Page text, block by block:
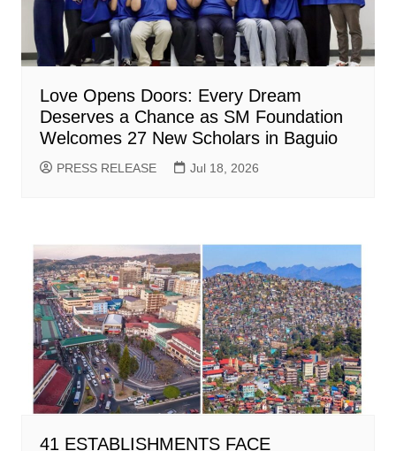
Love Opens Doors: Every Dream
Deserves a Chance as SM Foundation
Welcomes 27 New Scholars in Baguio
PRESS RELEASE Jul 18, 2026
41 ESTABLISHMENTS FACE